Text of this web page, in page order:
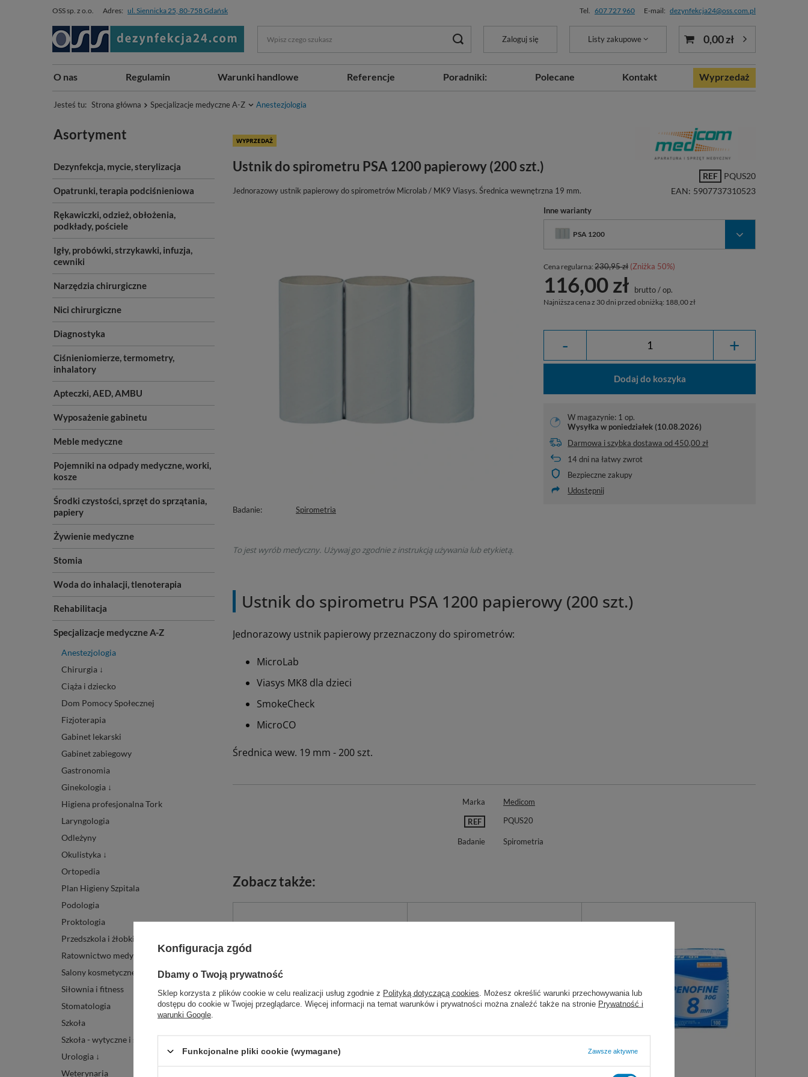
OSS sp. z o.o. Adres: ul. Siennicka 25, 80-758 Gdańsk Tel. 607 727 960 E-mail: dezynfekcja24@oss.com.pl
Zaloguj się Listy zakupowe 0,00 zł
O nas Regulamin Warunki handlowe Referencje Poradniki: Polecane Kontakt Wyprzedaż
Jesteś tu: Strona główna Specjalizacje medyczne A-Z Anestezjologia
Asortyment
Dezynfekcja, mycie, sterylizacja
Opatrunki, terapia podciśnieniowa
Rękawiczki, odzież, obłożenia,
podkłady, pościele
Igły, probówki, strzykawki, infuzja,
cewniki
Narzędzia chirurgiczne
Nici chirurgiczne
Diagnostyka
Ciśnieniomierze, termometry,
inhalatory
Apteczki, AED, AMBU
Wyposażenie gabinetu
Meble medyczne
Pojemniki na odpady medyczne, worki,
kosze
Środki czystości, sprzęt do sprzątania,
papiery
Żywienie medyczne
Stomia
Woda do inhalacji, tlenoterapia
Rehabilitacja
Specjalizacje medyczne A-Z
Anestezjologia
Chirurgia ↓
Ciąża i dziecko
Dom Pomocy Społecznej
Fizjoterapia
Gabinet lekarski
Gabinet zabiegowy
Gastronomia
Ginekologia ↓
Higiena profesjonalna Tork
Laryngologia
Odleżyny
Okulistyka ↓
Ortopedia
Plan Higieny Szpitala
Podologia
Proktologia
Przedszkola i żłobki
Ratownictwo medyczne ↓
Salony kosmetyczne
Siłownia i fitness
Stomatologia
Szkoła
Szkoła - wytyczne i środki
Urologia ↓
Weterynaria
Badanie Spirometria
WYPRZEDAŻ
Ustnik do spirometru PSA 1200 papierowy (200 szt.)
Jednorazowy ustnik papierowy do spirometrów Microlab / MK9 Viasys. Średnica wewnętrzna 19 mm.
REF
PQUS20
EAN: 5907737310523
Inne warianty
PSA 1200
Cena regularna:230,95 zł (Zniżka 50%)
116,00 zł brutto/op.
Najniższa cena z 30 dni przed obniżką: 188,00 zł
- +
Dodaj do koszyka
W magazynie: 1 op.
Wysyłkaw poniedziałek (10.08.2026)
Darmowa i szybka dostawa od450,00 zł
14dni na łatwy zwrot
Bezpieczne zakupy
Udostępnij
To jest wyrób medyczny. Używaj go zgodnie z instrukcją używania lub etykietą.
Ustnik do spirometru PSA 1200 papierowy (200 szt.)
Jednorazowy ustnik papierowy przeznaczony do spirometrów:
MicroLab
Viasys MK8 dla dzieci
SmokeCheck
MicroCO
Średnica wew. 19 mm - 200 szt.
Marka Medicom
REF PQUS20
Badanie Spirometria
Zobacz także:
Konfiguracja zgód
Dbamy o Twoją prywatność
Sklep korzysta z plików cookie w celu realizacji usług zgodnie z Polityką dotyczącą cookies . Możesz określić warunki przechowywania lub
dostępu do cookie w Twojej przeglądarce. Więcej informacji na temat warunków i prywatności można znaleźć także na stronie Prywatność i
warunki Google
Funkcjonalne pliki cookie (wymagane) Zawsze aktywne